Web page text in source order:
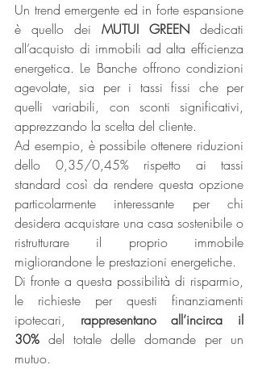
Un trend emergente ed in forte espansione
è quello dei MUTUI GREEN dedicati
all’acquisto di immobili ad alta efficienza
energetica. Le Banche offrono condizioni
agevolate, sia per i tassi fissi che per
quelli variabili, con sconti significativi,
apprezzando la scelta del cliente.
Ad esempio, è possibile ottenere riduzioni
dello 0,35/0,45% rispetto ai tassi
standard così da rendere questa opzione
particolarmente interessante per chi
desidera acquistare una casa sostenibile o
ristrutturare il proprio immobile
migliorandone le prestazioni energetiche.
Di fronte a questa possibilità di risparmio,
le richieste per questi finanziamenti
ipotecari, rappresentano all’incirca il
30% del totale delle domande per un
mutuo.